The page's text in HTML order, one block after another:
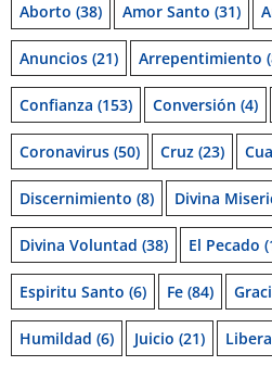
Aborto (38) Amor Santo (31)
Anuncios (21) Arrepentimiento
Confianza (153) Conversión (4)
Coronavirus (50) Cruz (23)
Discernimiento (8) Divina
Divina Voluntad (38) El Pecado
Espiritu Santo (6) Fe (84)
Humildad (6) Juicio (21)